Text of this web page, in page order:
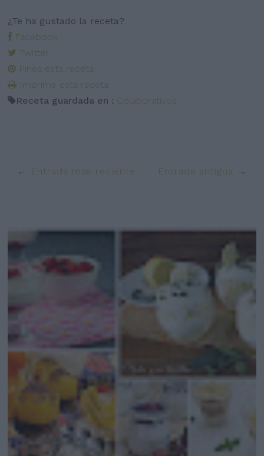
¿Te ha gustado la receta?
Facebook
Twitter
Pinea esta receta
Imprime esta receta
Receta guardada en : Colaborativos
Entrada más reciente Entrada antigua